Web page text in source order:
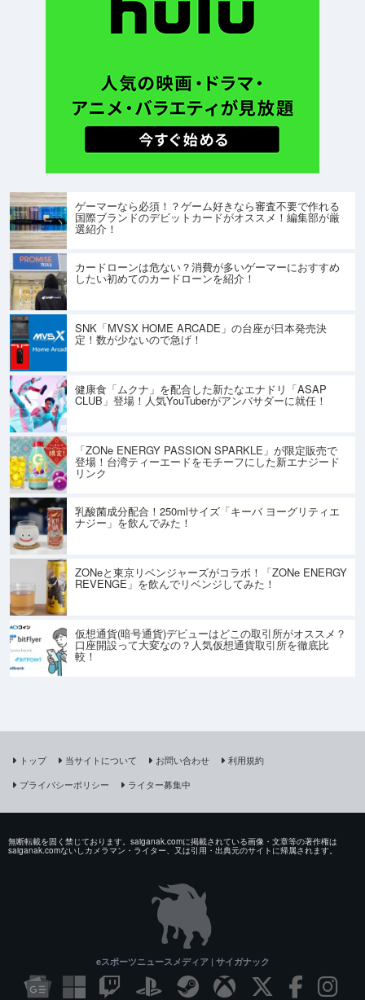
ゲーマーなら必須！？ゲーム好きなら審査不要で作れる
国際ブランドのデビットカードがオススメ！編集部が厳
選紹介！
カードローンは危ない？消費が多いゲーマーにおすすめ
したい初めてのカードローンを紹介！
SNK「MVSX HOME ARCADE」の台座が日本発売決
定！数が少ないので急げ！
健康食「ムクナ」を配合した新たなエナドリ「ASAP
CLUB」登場！人気YouTuberがアンバサダーに就任！
「ZONe ENERGY PASSION SPARKLE」が限定販売で
登場！台湾ティーエードをモチーフにした新エナジード
リンク
乳酸菌成分配合！250mlサイズ「キーバ ヨーグリティエ
ナジー」を飲んでみた！
ZONeと東京リベンジャーズがコラボ！「ZONe ENERGY
REVENGE」を飲んでリベンジしてみた！
仮想通貨(暗号通貨)デビューはどこの取引所がオススメ？
口座開設って大変なの？人気仮想通貨取引所を徹底比
較！
トップ 当サイトについて お問い合わせ
利用規約
プライバシーポリシー
ライター募集中
無断転載を固く禁じております。saiganak.comに掲載されている画像・文章等の著作権は
saiganak.comないしカメラマン・ライター、又は引用・出典元のサイトに帰属されます。
eスポーツニュースメディア | サイガナック